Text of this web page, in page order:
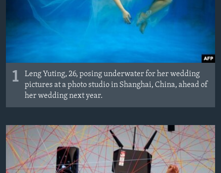
HAYATTAN
SANAT
BIZI TAKIP EDIN
1
Leng Yuting, 26, posing underwater for her wedding
pictures at a photo studio in Shanghai, China, ahead of
her wedding next year.